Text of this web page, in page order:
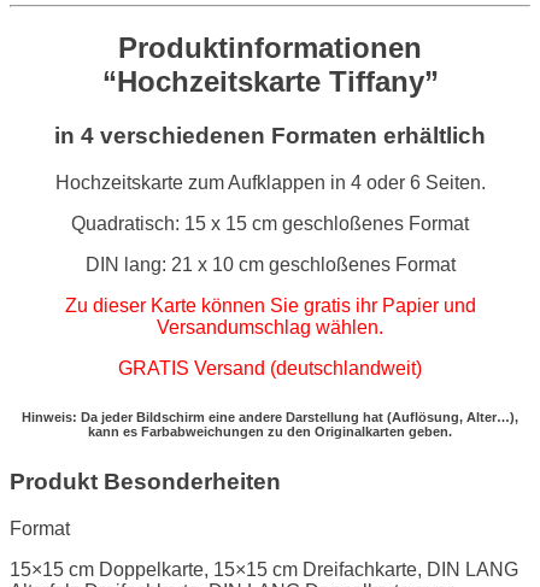
Produktinformationen
“Hochzeitskarte Tiffany”
in 4 verschiedenen Formaten erhältlich
Hochzeitskarte zum Aufklappen in 4 oder 6 Seiten.
Quadratisch: 15 x 15 cm geschloßenes Format
DIN lang: 21 x 10 cm geschloßenes Format
Zu dieser Karte können Sie gratis ihr Papier und
Versandumschlag wählen.
GRATIS Versand (deutschlandweit)
Hinweis: Da jeder Bildschirm eine andere Darstellung hat (Auflösung, Alter…),
kann es Farbabweichungen zu den Originalkarten geben.
Produkt Besonderheiten
Format
15×15 cm Doppelkarte, 15×15 cm Dreifachkarte, DIN LANG